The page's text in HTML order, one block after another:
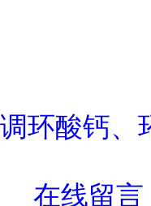
调环酸钙、
在线留言